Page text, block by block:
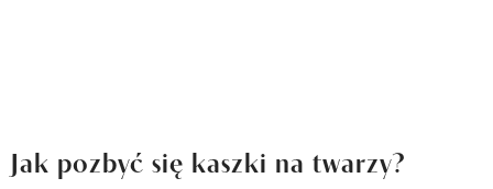
Jak pozbyć się kaszki na twarzy?